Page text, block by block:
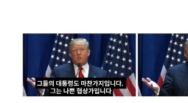
Image